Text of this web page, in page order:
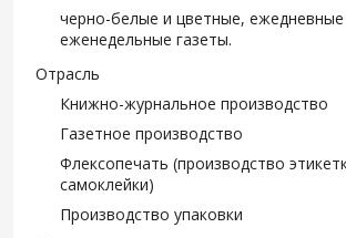
черно-белые и цветные, ежедневные
еженедельные газеты.
Отрасль
Книжно-журнальное производство
Газетное производство
Флексопечать (производство
самоклейки)
Производство упаковки